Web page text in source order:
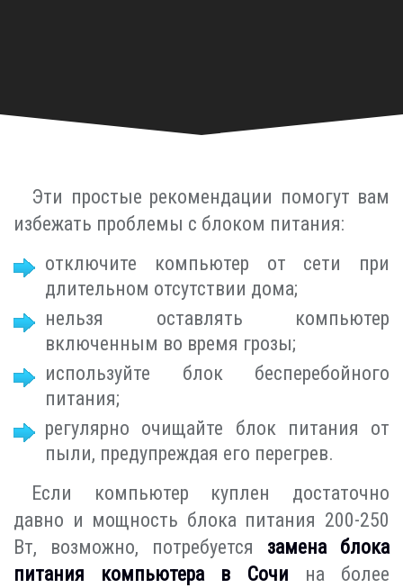
Эти простые рекомендации помогут вам
избежать проблемы с блоком питания:
отключите компьютер от сети при
длительном отсутствии дома;
нельзя оставлять компьютер
включенным во время грозы;
используйте блок бесперебойного
питания;
регулярно очищайте блок питания от
пыли, предупреждая его перегрев.
Если компьютер куплен достаточно
давно и мощность блока питания 200-250
Вт, возможно, потребуется замена блока
питания компьютера в Сочи на более